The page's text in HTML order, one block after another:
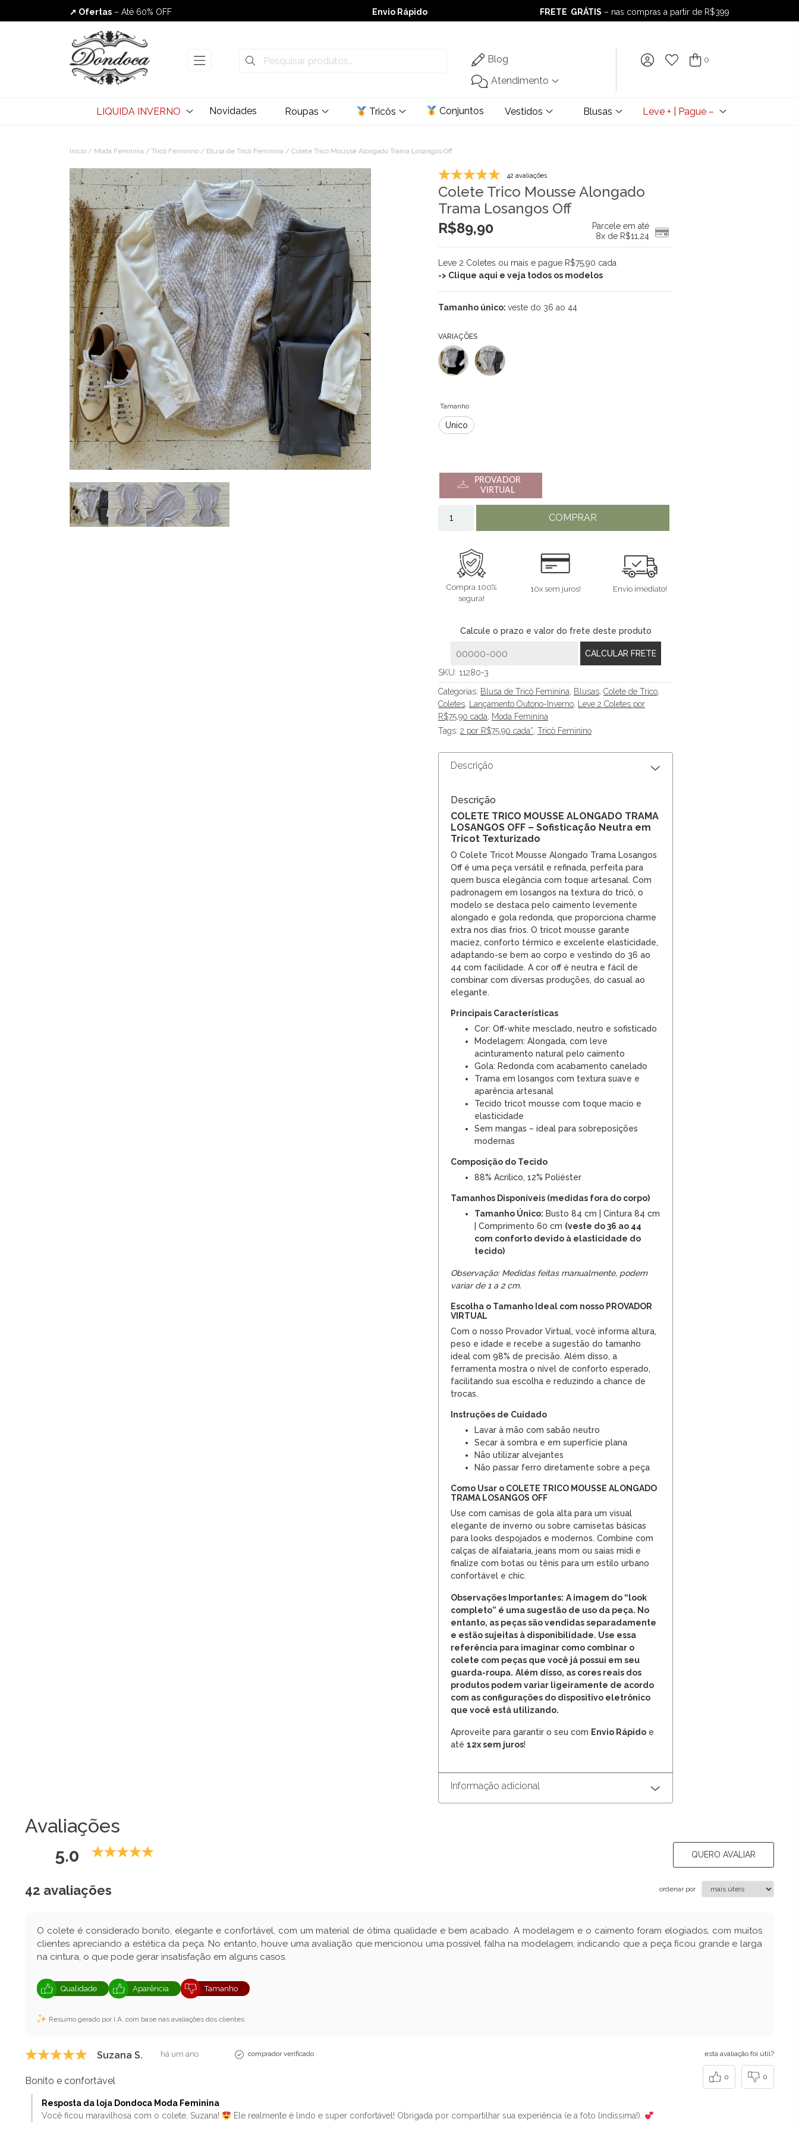
➚ Ofertas – Até 60% OFF
Envio Rápido
Envio Rápido
➚ Ofertas– Até 60% OFF
FRETE GRÁTIS – nas compras a partir de R$399
FRETE GRÁTIS– nas compras a partir de R$399
Blog
Atendimento
0
LIQUIDA INVERNO Novidades Roupas Tricôs Conjuntos Vestidos Blusas Leve + | Pague –
Início / Moda Feminina / Tricô Feminino / Blusa de Tricô Feminina / Colete Trico Mousse Alongado Trama Losangos Off
42 avaliações
Colete Trico Mousse Alongado
Trama Losangos Off
R$89,90
Parcele em até
8x de R$11,24
Leve 2 Coletes ou mais e pague R$75,90 cada
-> Clique aqui e veja todos os modelos
Tamanho único: veste do 36 ao 44
VARIAÇÕES
Tamanho
Único
PROVADOR
VIRTUAL
COMPRAR
Compra 100%
segura!
10x sem juros! Envio imediato!
Calcule o prazo e valor do frete deste produto
SKU: 11280-3
Categorias: Blusa de Tricô Feminina, Blusas, Colete de Trico,
Coletes, Lançamento Outono-Inverno, Leve 2 Coletes por
R$75,90 cada, Moda Feminina
Tags: 2 por R$75.90 cada*, Tricô Feminino
Descrição
Descrição
COLETE TRICO MOUSSE ALONGADO TRAMA
LOSANGOS OFF – Sofisticação Neutra em
Tricot Texturizado
O Colete Tricot Mousse Alongado Trama Losangos
Off é uma peça versátil e refinada, perfeita para
quem busca elegância com toque artesanal. Com
padronagem em losangos na textura do tricô, o
modelo se destaca pelo caimento levemente
alongado e gola redonda, que proporciona charme
extra nos dias frios. O tricot mousse garante
maciez, conforto térmico e excelente elasticidade,
adaptando-se bem ao corpo e vestindo do 36 ao
44 com facilidade. A cor off é neutra e fácil de
combinar com diversas produções, do casual ao
elegante.
Principais Características
Cor: Off-white mesclado, neutro e sofisticado
Modelagem: Alongada, com leve
acinturamento natural pelo caimento
Gola: Redonda com acabamento canelado
Trama em losangos com textura suave e
aparência artesanal
Tecido tricot mousse com toque macio e
elasticidade
Sem mangas – ideal para sobreposições
modernas
Composição do Tecido
88% Acrílico, 12% Poliéster
Tamanhos Disponíveis (medidas fora do corpo)
Tamanho Único: Busto 84 cm | Cintura 84 cm
| Comprimento 60 cm (veste do 36 ao 44
com conforto devido à elasticidade do
tecido)
Observação: Medidas feitas manualmente, podem
variar de 1 a 2 cm.
Escolha o Tamanho Ideal com nosso PROVADOR
VIRTUAL
Com o nosso Provador Virtual, você informa altura,
peso e idade e recebe a sugestão do tamanho
ideal com 98% de precisão. Além disso, a
ferramenta mostra o nível de conforto esperado,
facilitando sua escolha e reduzindo a chance de
trocas.
Instruções de Cuidado
Lavar à mão com sabão neutro
Secar à sombra e em superfície plana
Não utilizar alvejantes
Não passar ferro diretamente sobre a peça
Como Usar o COLETE TRICO MOUSSE ALONGADO
TRAMA LOSANGOS OFF
Use com camisas de gola alta para um visual
elegante de inverno ou sobre camisetas básicas
para looks despojados e modernos. Combine com
calças de alfaiataria, jeans mom ou saias midi e
finalize com botas ou tênis para um estilo urbano
confortável e chic.
Observações Importantes: A imagem do “look
completo” é uma sugestão de uso da peça. No
entanto, as peças são vendidas separadamente
e estão sujeitas à disponibilidade. Use essa
referência para imaginar como combinar o
colete com peças que você já possui em seu
guarda-roupa. Além disso, as cores reais dos
produtos podem variar ligeiramente de acordo
com as configurações do dispositivo eletrônico
que você está utilizando.
Aproveite para garantir o seu com Envio Rápido e
até 12x sem juros!
Informação adicional
Avaliações
5.0 QUERO AVALIAR
42 avaliações ordenar por
O colete é considerado bonito, elegante e confortável, com um material de ótima qualidade e bem acabado. A modelagem e o caimento foram elogiados, com muitos
clientes apreciando a estética da peça. No entanto, houve uma avaliação que mencionou uma possível falha na modelagem, indicando que a peça ficou grande e larga
na cintura, o que pode gerar insatisfação em alguns casos.
Qualidade Aparência Tamanho
Resumo gerado por I.A. com base nas avaliações dos clientes
Suzana S. há um ano comprador verificado
Bonito e confortável
Resposta da loja Dondoca Moda Feminina
Você ficou maravilhosa com o colete, Suzana!
Ele realmente é lindo e super confortável! Obrigada por compartilhar sua experiência (e a foto lindíssima!).
esta avaliação foi útil?
0 0